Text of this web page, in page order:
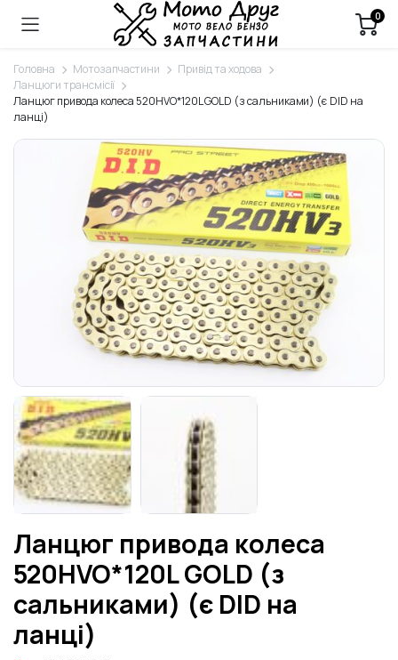
0
Головна Мотозапчастини
Привід та ходова
Ланцюги трансмісії
Ланцюг привода колеса 520HVO*120L GOLD (з сальниками) (є DID на
ланці)
Ланцюг привода колеса
520HVO*120L GOLD (з
сальниками) (є DID на
ланці)